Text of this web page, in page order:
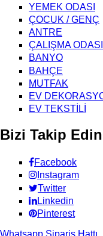
YEMEK ODASI
ÇOCUK / GENÇ
ANTRE
ÇALIŞMA ODASI
BANYO
BAHÇE
MUTFAK
EV
EV TEKSTİLİ
Bizi Takip Edin
Facebook
Instagram
Twitter
Linkedin
Pinterest
Whatsapp Sipariş Hattı